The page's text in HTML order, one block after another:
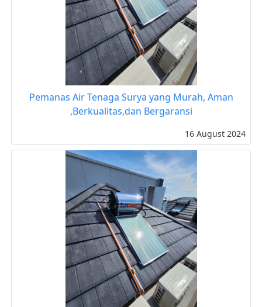
Pemanas Air Tenaga Surya yang Murah, Aman
,Berkualitas,dan Bergaransi
16 August 2024